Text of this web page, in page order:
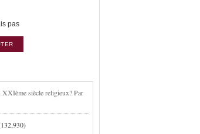
pas
siècle religieux? Par